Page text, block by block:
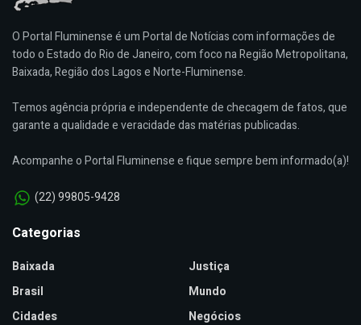
O Portal Fluminense é um Portal de Notícias com informações de
todo o Estado do Rio de Janeiro, com foco na Região Metropolitana,
Baixada, Região dos Lagos e Norte-Fluminense.
Temos agência própria e independente de checagem de fatos, que
garante a qualidade e veracidade das matérias publicadas.
Acompanhe o Portal Fluminense e fique sempre bem informado(a)!
(22) 99805-9428
Categorias
Baixada
Brasil
Cidades
Justiça
Mundo
Negócios